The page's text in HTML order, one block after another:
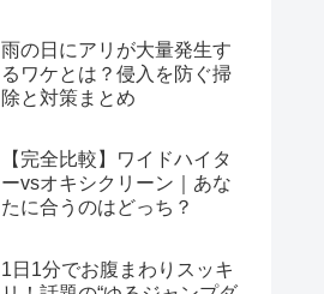
雨の日にアリが大量発生す
るワケとは？侵入を防ぐ掃
除と対策まとめ
【完全比較】ワイドハイタ
ーvsオキシクリーン｜あな
たに合うのはどっち？
1日1分でお腹まわりスッキ